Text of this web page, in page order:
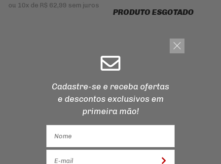
ou 10x de R$ 62,99 sem juros
PRODUTO ESGOTADO
Cadastre-se e receba ofertas
Cadastre-se e receba ofertas
e descontos exclusivos em
primeira mão!